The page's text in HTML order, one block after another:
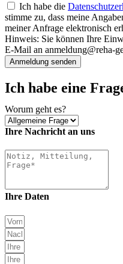
Ich habe die
stimme zu, dass meine
meiner Anfrage elektronisch
Hinweis: Sie können Ihre
E-Mail an anmeldung@reha-
Anmeldung senden
Ich habe eine
Worum geht es?
Ihre Nachricht an uns
Ihre Daten